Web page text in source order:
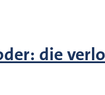
die